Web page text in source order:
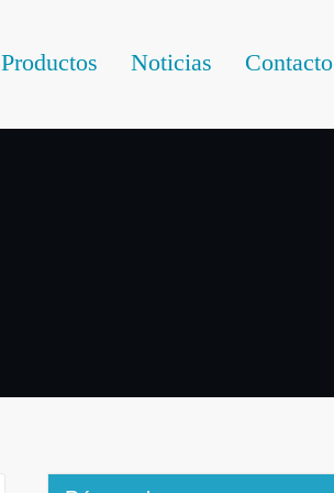
Productos Noticias Contacto